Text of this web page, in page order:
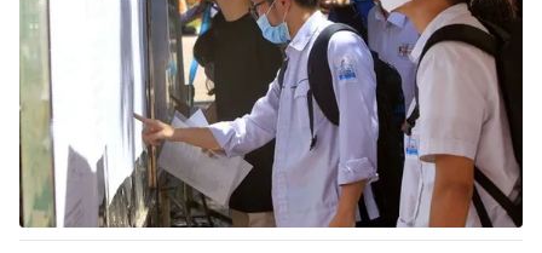
Thế giới
Tin tức
Thế giới đó đây
Câu chuyện quốc tế
Kinh tế
Tài chính
Thị trường
Dữ liệu và đời sống